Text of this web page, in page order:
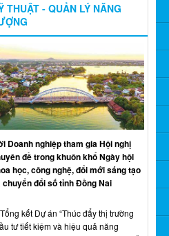
THUẬT - QUẢN LÝ NĂNG
Doanh nghiệp tham gia Hội nghị
đề trong khuôn khổ Ngày hội
học, công nghệ, đổi mới sáng tạo
chuyển đổi số tỉnh Đồng Nai
kết Dự án “Thúc đẩy thị trường
tư tiết kiệm và hiệu quả năng